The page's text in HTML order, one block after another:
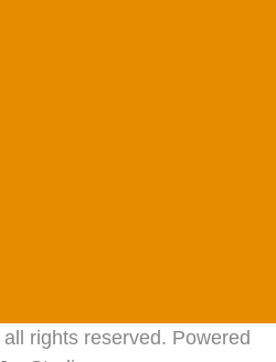
all rights reserved. Powered